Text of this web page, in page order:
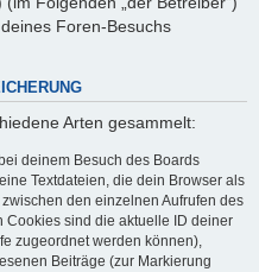
Foren-Besuchs
Arten gesammelt:
deinem Besuch des Boards
Textdateien, die dein Browser als
den einzelnen Aufrufen des
Cookies sind die aktuelle ID deiner
zugeordnet werden können),
Beiträge (zur Markierung